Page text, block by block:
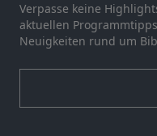
Verpasse keine
aktuellen
Neuigkeiten rund um